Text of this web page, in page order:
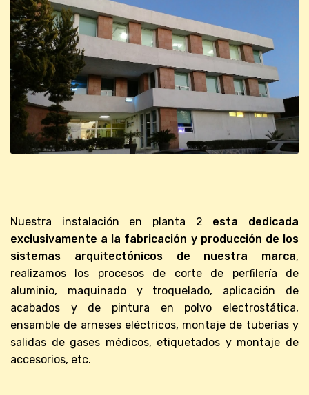
Nuestra instalación en planta 2 esta dedicada
exclusivamente a la fabricación y producción de los
sistemas arquitectónicos de nuestra marca,
realizamos los procesos de corte de perfilería de
aluminio, maquinado y troquelado, aplicación de
acabados y de pintura en polvo electrostática,
ensamble de arneses eléctricos, montaje de tuberías y
salidas de gases médicos, etiquetados y montaje de
accesorios, etc.